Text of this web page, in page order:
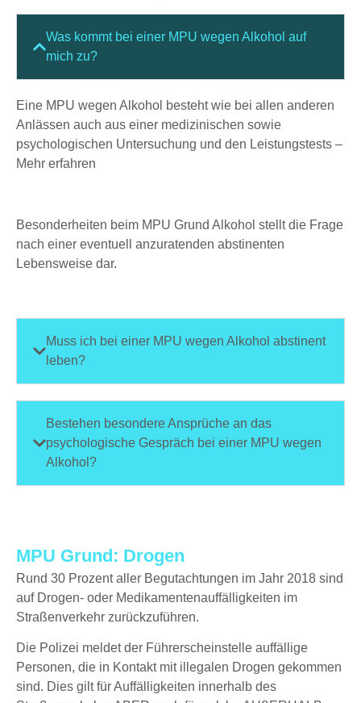
Was kommt bei einer MPU wegen Alkohol auf
mich zu?
Eine MPU wegen Alkohol besteht wie bei allen anderen
Anlässen auch aus einer medizinischen sowie
psychologischen Untersuchung und den Leistungstests –
Mehr erfahren
Besonderheiten beim MPU Grund Alkohol stellt die Frage
nach einer eventuell anzuratenden abstinenten
Lebensweise dar.
Muss ich bei einer MPU wegen Alkohol abstinent
leben?
Bestehen besondere Ansprüche an das
psychologische Gespräch bei einer MPU wegen
Alkohol?
MPU Grund: Drogen
Rund 30 Prozent aller Begutachtungen im Jahr 2018 sind
auf Drogen- oder Medikamentenauffälligkeiten im
Straßenverkehr zurückzuführen.
Die Polizei meldet der Führerscheinstelle auffällige
Personen, die in Kontakt mit illegalen Drogen gekommen
sind. Dies gilt für Auffälligkeiten innerhalb des